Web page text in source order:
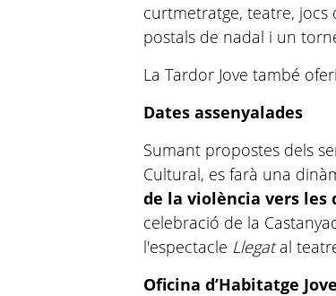
curtmetratge, teatre, jocs
postals de nadal i un
La Tardor Jove també
Dates assenyalades
Sumant propostes dels
Cultural, es farà una
de la violència vers les
celebració de la
l'espectacle Llegatal
Oficina d’Habitatge Jove